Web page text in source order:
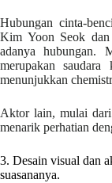
Hubungan cinta-
Kim Yoon Seok dan
adanya
merupakan
menunjukkan
Aktor lain, mulai
menarik perhatian
3. Desain visual dan
suasananya.